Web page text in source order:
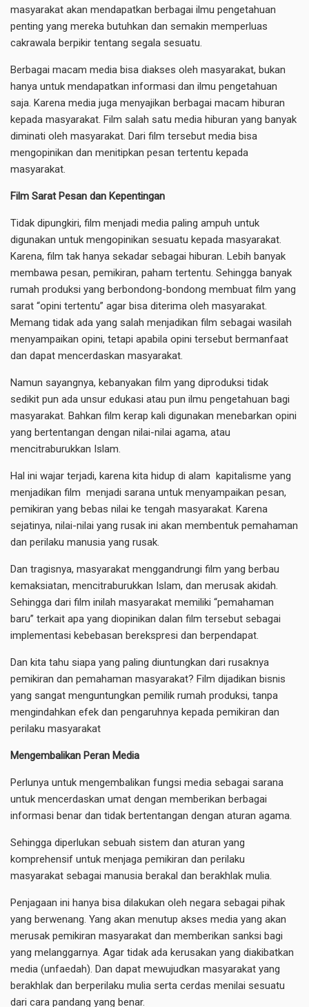
masyarakat akan mendapatkan berbagai ilmu pengetahuan
penting yang mereka butuhkan dan semakin memperluas
cakrawala berpikir tentang segala sesuatu.
Berbagai macam media bisa diakses oleh masyarakat, bukan
hanya untuk mendapatkan informasi dan ilmu pengetahuan
saja. Karena media juga menyajikan berbagai macam hiburan
kepada masyarakat. Film salah satu media hiburan yang banyak
diminati oleh masyarakat. Dari film tersebut media bisa
mengopinikan dan menitipkan pesan tertentu kepada
masyarakat.
Film Sarat Pesan dan Kepentingan
Tidak dipungkiri, film menjadi media paling ampuh untuk
digunakan untuk mengopinikan sesuatu kepada masyarakat.
Karena, film tak hanya sekadar sebagai hiburan. Lebih banyak
membawa pesan, pemikiran, paham tertentu. Sehingga banyak
rumah produksi yang berbondong-bondong membuat film yang
sarat “opini tertentu” agar bisa diterima oleh masyarakat.
Memang tidak ada yang salah menjadikan film sebagai wasilah
menyampaikan opini, tetapi apabila opini tersebut bermanfaat
dan dapat mencerdaskan masyarakat.
Namun sayangnya, kebanyakan film yang diproduksi tidak
sedikit pun ada unsur edukasi atau pun ilmu pengetahuan bagi
masyarakat. Bahkan film kerap kali digunakan menebarkan opini
yang bertentangan dengan nilai-nilai agama, atau
mencitraburukkan Islam.
Hal ini wajar terjadi, karena kita hidup di alam kapitalisme yang
menjadikan film menjadi sarana untuk menyampaikan pesan,
pemikiran yang bebas nilai ke tengah masyarakat. Karena
sejatinya, nilai-nilai yang rusak ini akan membentuk pemahaman
dan perilaku manusia yang rusak.
Dan tragisnya, masyarakat menggandrungi film yang berbau
kemaksiatan, mencitraburukkan Islam, dan merusak akidah.
Sehingga dari film inilah masyarakat memiliki “pemahaman
baru” terkait apa yang diopinikan dalan film tersebut sebagai
implementasi kebebasan berekspresi dan berpendapat.
Dan kita tahu siapa yang paling diuntungkan dari rusaknya
pemikiran dan pemahaman masyarakat? Film dijadikan bisnis
yang sangat menguntungkan pemilik rumah produksi, tanpa
mengindahkan efek dan pengaruhnya kepada pemikiran dan
perilaku masyarakat
Mengembalikan Peran Media
Perlunya untuk mengembalikan fungsi media sebagai sarana
untuk mencerdaskan umat dengan memberikan berbagai
informasi benar dan tidak bertentangan dengan aturan agama.
Sehingga diperlukan sebuah sistem dan aturan yang
komprehensif untuk menjaga pemikiran dan perilaku
masyarakat sebagai manusia berakal dan berakhlak mulia.
Penjagaan ini hanya bisa dilakukan oleh negara sebagai pihak
yang berwenang. Yang akan menutup akses media yang akan
merusak pemikiran masyarakat dan memberikan sanksi bagi
yang melanggarnya. Agar tidak ada kerusakan yang diakibatkan
media (unfaedah). Dan dapat mewujudkan masyarakat yang
berakhlak dan berperilaku mulia serta cerdas menilai sesuatu
dari cara pandang yang benar.